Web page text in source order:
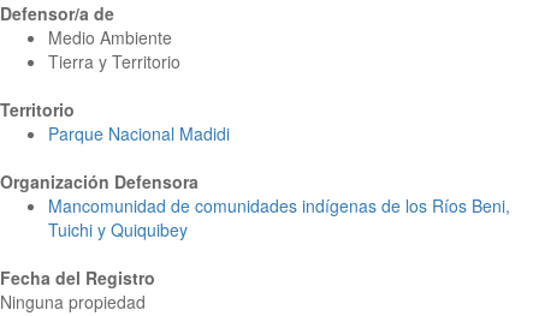
Defensor/a de
Medio Ambiente
Tierra y Territorio
Territorio
Parque Nacional Madidi
Organización Defensora
Mancomunidad de comunidades indígenas de los Ríos Beni,
Tuichi y Quiquibey
Fecha del Registro
Ninguna propiedad